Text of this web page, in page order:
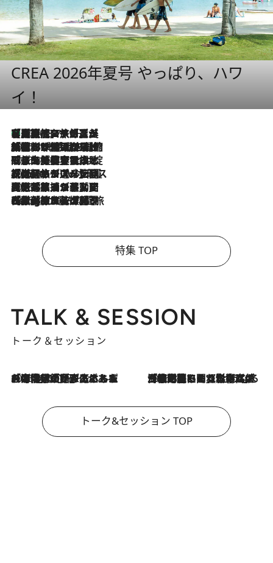
CREA 2026年夏号 やっぱり、ハワ
イ！
2026.8.7
【厳選旅コスメ】「多機能アイテムがメイン！」旅好き美容エディターが選んだ夏旅ベストコスメを発表【Mサイズジップ】
2026.8.6
「荷物が増えるほど旅ストレスは増す」美容ジャーナリストがたどり着いた最終結論。“化粧品を劇的に減らす”感動の凝縮美容とは
2026.8.6
「旅先には金髪ウィッグを持参」日本と同じメイクでは損してる!? 美容ジャーナリストが提案する“掟破りの旅美容”とは
2026.8.6
【厳選旅コスメ】「身軽さ＆UV対策重視！」ヘアアーティストshucoが選んだ夏旅ベストコスメを発表【Mサイズジップ】
2026.8.5
【厳選旅コスメ】国内をあちこち移動する河井菜摘が選んだ夏旅ベストコスメ発表！「リラックスアイテムはマスト」【Mサイズジップ】
2026.8.4
【厳選旅コスメ】「紫外線＆乾燥対策しながらメイク感も！」ヘア＆メイクGeorgeが選んだ夏旅ベストコスメを発表！【Mサイズジップ】
特集 TOP
TALK & SESSION
トーク＆セッション
2026.8.3
「今後値上げがあるとすれば…」「リスクがあるのは今年の冬」エネルギー専門家が語る、ホルムズ海峡封鎖が家庭にもたらす“ある心配” 2026.8.3
「住宅建てられない…」「サーチャージ料の高値が続いている」ホルムズ海峡封鎖による影響はいつまで続く？《エネルギー専門家に聞く“どうなる日本の暮らし”》
トーク&セッション TOP